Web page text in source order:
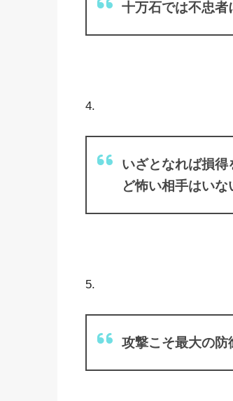
十万石では不忠者
4.
いざとなれば損
ど怖い相手はいな
5.
攻撃こそ最大の防